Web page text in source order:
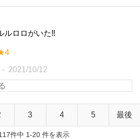
ルロロがいた‼︎
2021/10/12
3 4 5 最後
件中 1-20 件を表示